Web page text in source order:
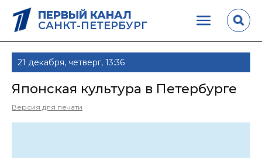
ПЕРВЫЙ КАНАЛ
САНКТ-ПЕТЕРБУРГ
21 декабря, четверг, 13:36
Японская культура в Петербурге
Версия для печати